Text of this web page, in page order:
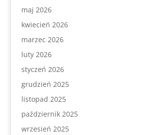
maj 2026
kwiecień 2026
marzec 2026
luty 2026
styczeń 2026
grudzień 2025
listopad 2025
październik 2025
wrzesień 2025